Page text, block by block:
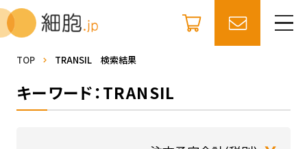
TOP TRANSIL 検索結果
キーワード：TRANSIL